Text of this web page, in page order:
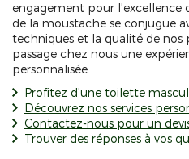
engagement pour l'excellence
de la moustache se conjugue
techniques et la qualité de nos
passage chez nous une
personnalisée.
Profitez d'une toilette
Découvrez nos services
Contactez-nous pour un
Trouver des réponses à vos